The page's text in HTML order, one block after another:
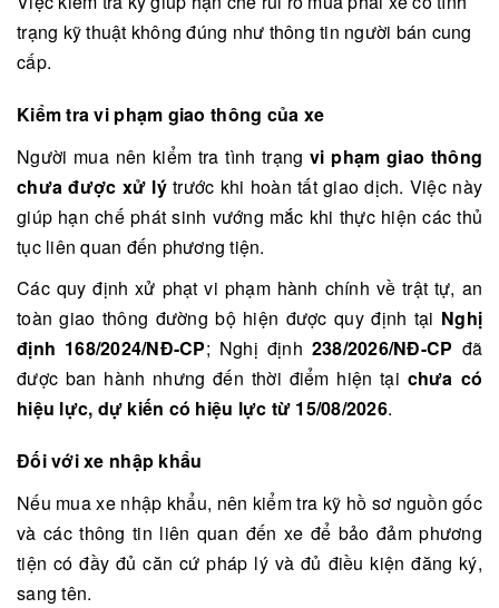
trạng kỹ thuật không đúng như thông tin người bán cung
cấp.
Kiểm tra vi phạm giao thông của xe
Người mua nên kiểm tra tình trạng vi phạm giao thông
chưa được xử lýtrước khi hoàn tất giao dịch. Việc này
giúp hạn chế phát sinh vướng mắc khi thực hiện các thủ
tục liên quan đến phương tiện.
Các quy định xử phạt vi phạm hành chính về trật tự, an
toàn giao thông đường bộ hiện được quy định tại Nghị
định 168/2024/NĐ-CP; Nghị định 238/2026/NĐ-CP đã
được ban hành nhưng đến thời điểm hiện tại chưa có
hiệu lực, dự kiến có hiệu lực từ 15/08/2026.
Đối với xe nhập khẩu
Nếu mua xe nhập khẩu, nên kiểm tra kỹ hồ sơ nguồn gốc
và các thông tin liên quan đến xe để bảo đảm phương
tiện có đầy đủ căn cứ pháp lý và đủ điều kiện đăng ký,
sang tên.